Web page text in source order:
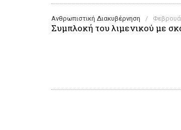
Ανθρωπιστική Διακυβέρνηση /
Συμπλοκή του λιμενικού με